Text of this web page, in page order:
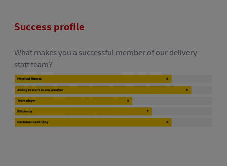
Success profile
What makes you a successful member of our delivery
statt team?